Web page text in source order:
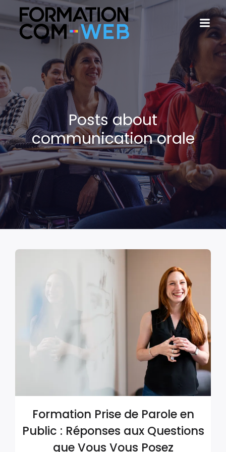
Posts about
communication orale
Formation Prise de Parole en
Public : Réponses aux Questions
que Vous Vous Posez